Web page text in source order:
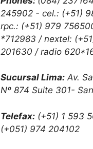
245902 - cel.: (+51)
rpc.: (+51) 979
*712983 / nextel:
201630 / radio
Sucursal Lima: Av.
Nº 874 Suite 301-
Telefax: (+51) 1 593
(+051) 974 204102